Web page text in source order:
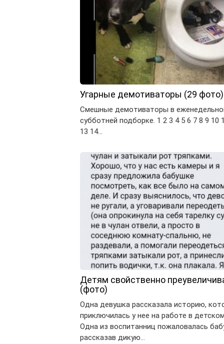
Угарные демотиваторы (29 фото)
Смешные демотиваторы в
субботней подборке. 1 2 3 4 5 6 7 8 9 10
13 14…
Детям свойственно
(фото)
Одна девушка рассказала историю,
приключилась у нее на работе в
Одна из воспитанниц пожаловалась
рассказав дикую…